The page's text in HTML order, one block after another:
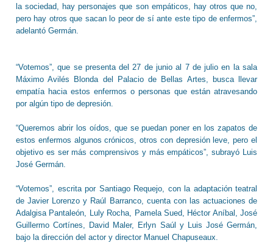
la sociedad, hay personajes que son empáticos, hay otros que no,
pero hay otros que sacan lo peor de sí ante este tipo de enfermos”,
adelantó Germán.
“Votemos”, que se presenta del 27 de junio al 7 de julio en la sala
Máximo Avilés Blonda del Palacio de Bellas Artes, busca llevar
empatía hacia estos enfermos o personas que están atravesando
por algún tipo de depresión.
“Queremos abrir los oídos, que se puedan poner en los zapatos de
estos enfermos algunos crónicos, otros con depresión leve, pero el
objetivo es ser más comprensivos y más empáticos”, subrayó Luis
José Germán.
“Votemos”, escrita por Santiago Requejo, con la adaptación teatral
de Javier Lorenzo y Raúl Barranco, cuenta con las actuaciones de
Adalgisa Pantaleón, Luly Rocha, Pamela Sued, Héctor Aníbal, José
Guillermo Cortínes, David Maler, Erlyn Saúl y Luis José Germán,
bajo la dirección del actor y director Manuel Chapuseaux.